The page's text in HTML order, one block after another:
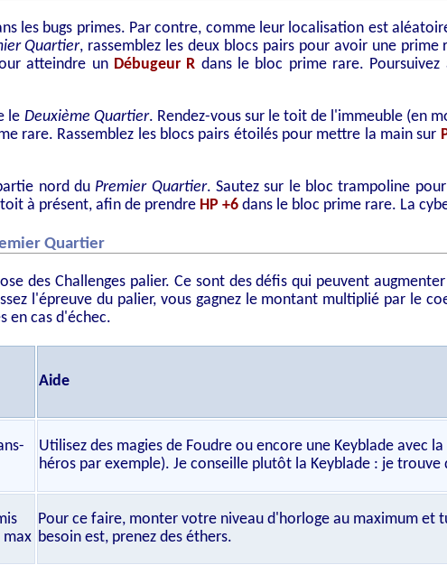
les bugs primes. Par contre, comme leur localisation est
Quartier, rassemblez les deux blocs pairs pour avoir une prime
atteindre un Débugeur R dans le bloc prime rare.
le Deuxième Quartier. Rendez-vous sur le toit de l'immeuble (en
rare. Rassemblez les blocs pairs étoilés pour mettre la main sur
nord du Premier Quartier. Sautez sur le bloc trampoline
à présent, afin de prendre HP +6 dans le bloc prime rare. La
Quartier
des Challenges palier. Ce sont des défis qui peuvent
l'épreuve du palier, vous gagnez le montant multiplié par le
en cas d'échec.
Aide
Utilisez des magies de Foudre ou encore une Keyblade avec
héros par exemple). Je conseille plutôt la Keyblade : je
max
Pour ce faire, monter votre niveau d'horloge au maximum et
besoin est, prenez des éthers.